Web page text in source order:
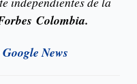
Colombia.
News